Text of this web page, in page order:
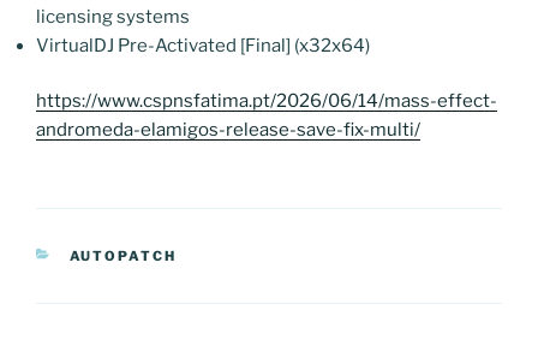
licensing systems
VirtualDJ Pre-Activated [Final] (x32x64)
https://www.cspnsfatima.pt/2026/06/14/mass-effect-
andromeda-elamigos-release-save-fix-multi/
CATEGORIAS
AUTOPATCH